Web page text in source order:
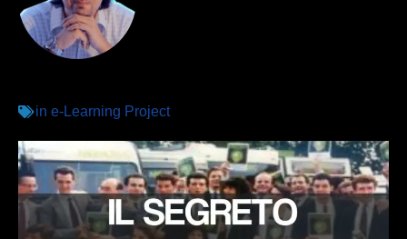
in e-Learning Project